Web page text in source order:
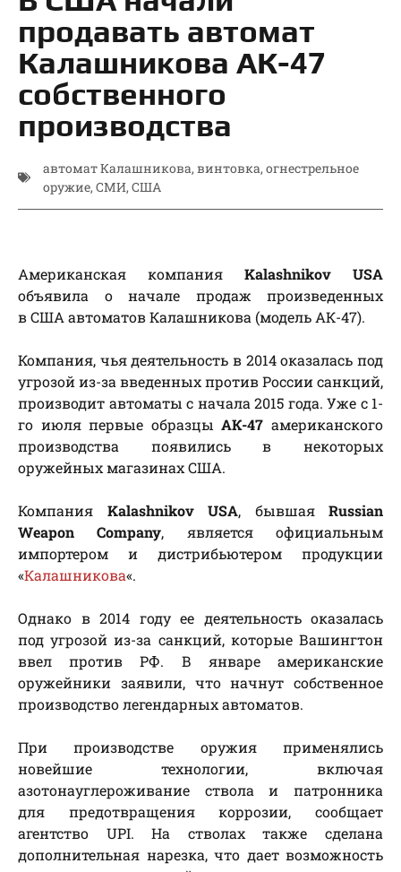
продавать автомат
Калашникова АК-47
собственного
производства
автомат Калашникова, винтовка, огнестрельное
оружие, СМИ, США
Американская компания Kalashnikov USA
объявила о начале продаж произведенных
в США автоматов Калашникова (модель АК-47).
Компания, чья деятельность в 2014 оказалась под
угрозой из-за введенных против России санкций,
производит автоматы с начала 2015 года. Уже с 1-
го июля первые образцыАК-47 американского
производства появились в некоторых
оружейных магазинах США.
Компания Kalashnikov USA, бывшая Russian
Weapon Company, является официальным
импортером и дистрибьютером продукции
«Калашникова«.
Однако в 2014 году ее деятельность оказалась
под угрозой из-за санкций, которые Вашингтон
ввел против РФ. В январе американские
оружейники заявили, что начнут собственное
производство легендарных автоматов.
При производстве оружия применялись
новейшие технологии, включая
азотонауглероживание ствола и патронника
для предотвращения коррозии, сообщает
агентство UPI. На стволах также сделана
дополнительная нарезка, что дает возможность